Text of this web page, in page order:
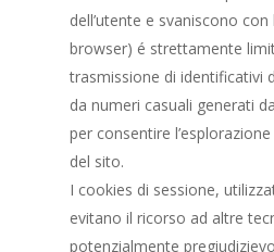
dell’utente e svaniscono
browser) é strettamente
trasmissione di identificativi
da numeri casuali generati
per consentire
del sito.
I cookies di sessione,
evitano il ricorso ad altre
potenzialmente